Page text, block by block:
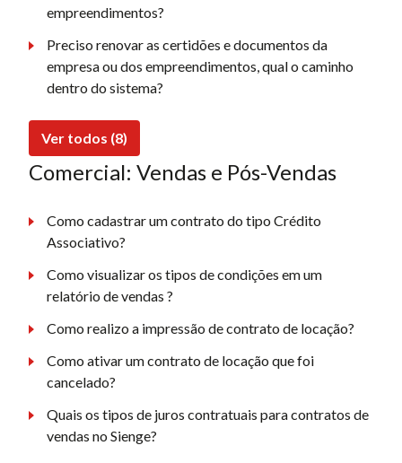
empreendimentos?
Preciso renovar as certidões e documentos da
empresa ou dos empreendimentos, qual o caminho
dentro do sistema?
Ver todos (8)
Comercial: Vendas e Pós-Vendas
Como cadastrar um contrato do tipo Crédito
Associativo?
Como visualizar os tipos de condições em um
relatório de vendas ?
Como realizo a impressão de contrato de locação?
Como ativar um contrato de locação que foi
cancelado?
Quais os tipos de juros contratuais para contratos de
vendas no Sienge?